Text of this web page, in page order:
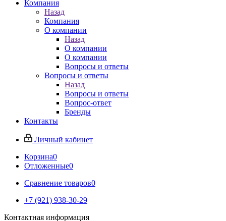
Компания
Назад
Компания
О компании
Назад
О компании
О компании
Вопросы и ответы
Вопросы и ответы
Назад
Вопросы и ответы
Вопрос-ответ
Бренды
Контакты
Личный кабинет
Корзина0
Отложенные0
Сравнение товаров0
+7 (921) 938-30-29
Контактная информация